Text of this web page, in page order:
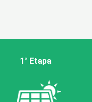
1° Etapa